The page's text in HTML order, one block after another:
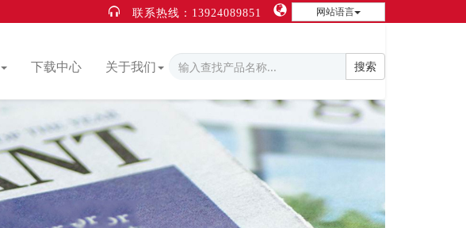
联系热线：13924089851 网站语言
搜索
下载中心 关于我们